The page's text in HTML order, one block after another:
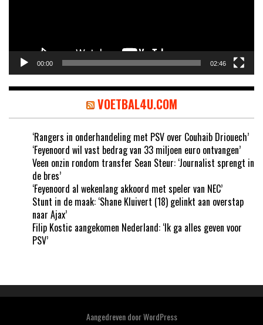
00:00 02:46
VOETBAL4U.COM
‘Rangers in onderhandeling met PSV over Couhaib Driouech’
‘Feyenoord wil vast bedrag van 33 miljoen euro ontvangen’
Veen onzin rondom transfer Sean Steur: ‘Journalist sprengt in
de bres’
‘Feyenoord al wekenlang akkoord met speler van NEC’
Stunt in de maak: ‘Shane Kluivert (18) gelinkt aan overstap
naar Ajax’
Filip Kostic aangekomen Nederland: ‘Ik ga alles geven voor
PSV’
Aangedreven doorWordPress